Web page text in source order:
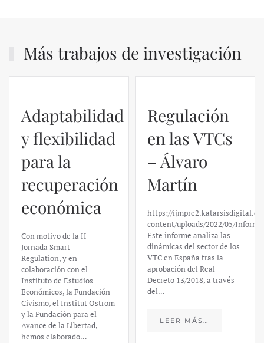
Más trabajos de investigación
Adaptabilidad
y flexibilidad
para la
recuperación
económica
Con motivo de la II
Jornada Smart
Regulation, y en
colaboración con el
Instituto de Estudios
Económicos, la Fundación
Civismo, el Institut Ostrom
y la Fundación para el
Avance de la Libertad,
hemos elaborado…
Regulación
en las VTCs
– Álvaro
Martín
https://
content/uploads/2022/05/
Este informe analiza las
dinámicas del sector de los
VTC en España tras la
aprobación del Real
Decreto 13/2018, a través
del…
LEER MÁS…